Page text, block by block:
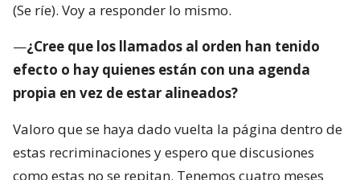
(Se ríe). Voy a responder lo mismo.
—¿Cree que los llamados al orden han tenido
efecto o hay quienes están con una agenda
propia en vez de estar alineados?
Valoro que se haya dado vuelta la página dentro de
estas recriminaciones y espero que discusiones
como estas no se repitan. Tenemos cuatro meses